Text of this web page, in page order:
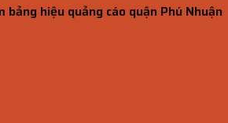
bảng hiệu quảng cáo quận Phú Nhuận